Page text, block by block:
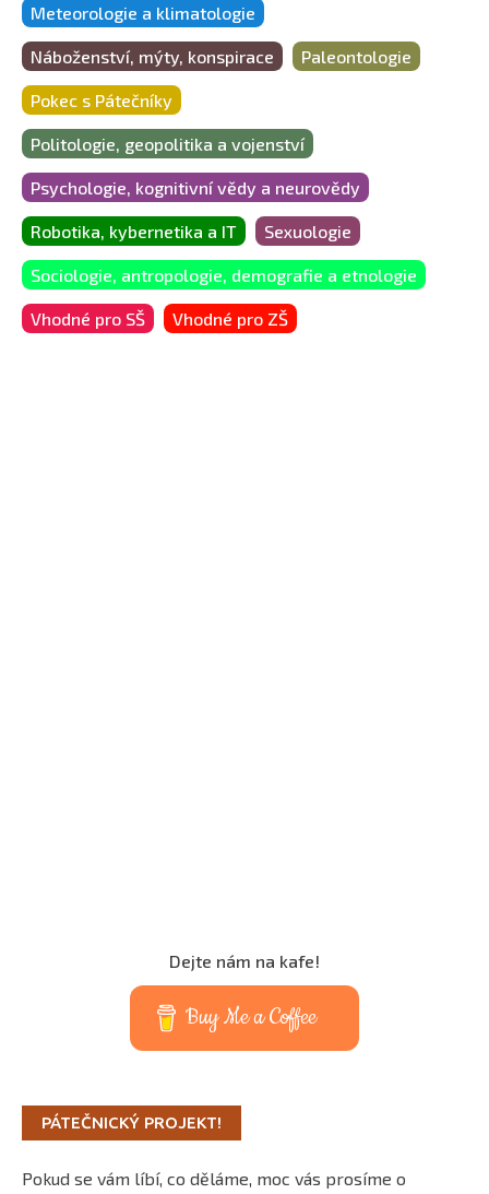
Meteorologie a klimatologie
Náboženství, mýty, konspirace Paleontologie
Pokec s Pátečníky
Politologie, geopolitika a vojenství
Psychologie, kognitivní vědy a neurovědy
Robotika, kybernetika a IT Sexuologie
Sociologie, antropologie, demografie a etnologie
Vhodné pro SŠ Vhodné pro ZŠ
Dejte nám na kafe!
Buy Me a Coffee
PÁTEČNICKÝ PROJEKT!
Pokud se vám líbí, co děláme, moc vás prosíme o